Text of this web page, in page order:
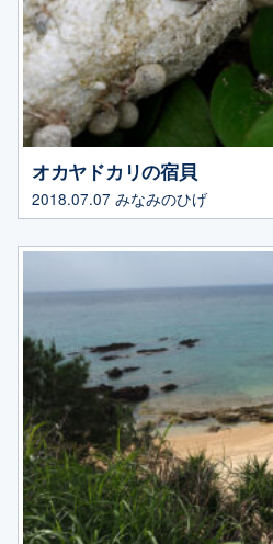
オカヤドカリの宿貝
2018.07.07 みなみのひげ